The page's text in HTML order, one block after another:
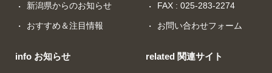
新潟県からのお知らせ
おすすめ＆注目情報
info お知らせ
FAX : 025-283-2274
お問い合わせフォーム
related 関連サイト